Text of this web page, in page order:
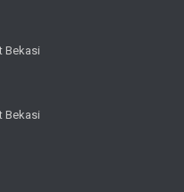
Bekasi
Bekasi